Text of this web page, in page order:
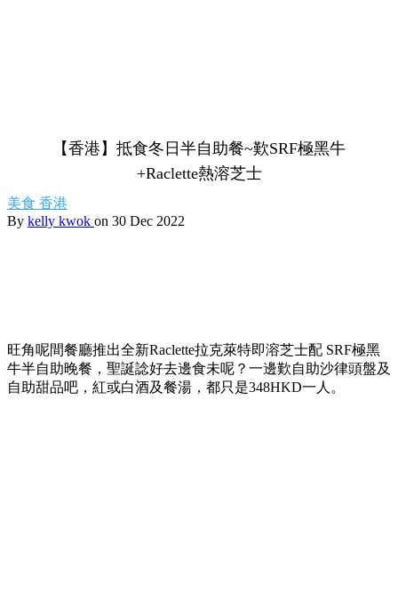
【香港】抵食冬日半自助餐~歎SRF極黑牛
+Raclette熱溶芝士
美食 香港
By kelly kwok on 30 Dec 2022
旺⾓呢間餐廳推出全新Raclette拉克萊特即溶芝⼠配 SRF極⿊
⽜半自助晚餐，聖誕諗好去邊食未呢？⼀邊歎⾃助沙律頭盤及
⾃助甜品吧，紅或⽩酒及餐湯，都只是348HKD⼀⼈。